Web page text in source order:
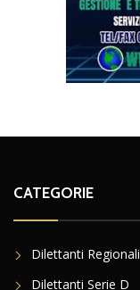
CATEGORIE
Dilettanti Regionali
Dilettanti Serie D